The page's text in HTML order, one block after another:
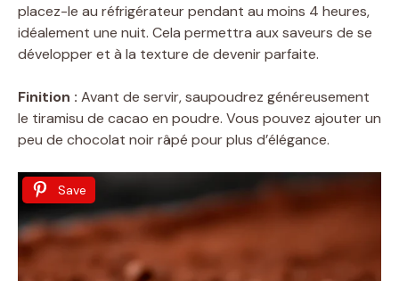
placez-le au réfrigérateur pendant au moins 4 heures,
idéalement une nuit. Cela permettra aux saveurs de se
développer et à la texture de devenir parfaite.
Finition : Avant de servir, saupoudrez généreusement
le tiramisu de cacao en poudre. Vous pouvez ajouter un
peu de chocolat noir râpé pour plus d’élégance.
Save